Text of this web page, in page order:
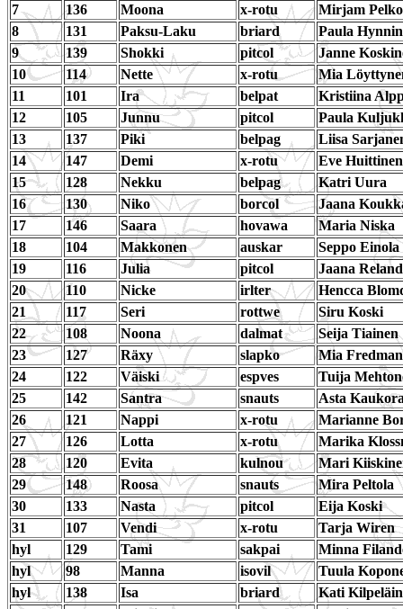
7
136 Moona x-rotu
Mirjam
8
131 Paksu-Laku briard
Paula
9
139 Shokki pitcol
Janne
10
114 Nette x-rotu
Mia
11
101 Ira belpat
Kristiina
12
105 Junnu pitcol
Paula
13
137 Piki belpag
Liisa
14
147 Demi x-rotu
Eve Huittinen
15
128 Nekku belpag
Katri Uura
16
130 Niko borcol
Jaana
17
146 Saara hovawa
Maria Niska
18
104 Makkonen auskar
Seppo Einola
19
116 Julia pitcol
Jaana
20
110 Nicke irlter
Hencca
21
117 Seri rottwe
Siru Koski
22
108 Noona dalmat
Seija Tiainen
23
127 Räxy slapko
Mia Fredman
24
122 Väiski espves
Tuija
25
142 Santra snauts
Asta
26
121 Nappi x-rotu
Marianne
27
126 Lotta x-rotu
Marika
28
120 Evita kulnou
Mari
29
148 Roosa snauts
Mira Peltola
30
133 Nasta pitcol
Eija Koski
31
107 Vendi x-rotu
Tarja Wiren
hyl
129 Tami sakpai
Minna
hyl
98 Manna isovil
Tuula
hyl
138 Isa briard
Kati